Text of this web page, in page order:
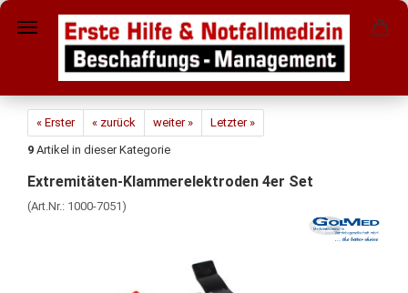
« Erster « zurück weiter »
Letzter »
9 Artikel in dieser Kategorie
Extremitäten-Klammerelektroden 4er Set
(Art.Nr.: 1000-7051)